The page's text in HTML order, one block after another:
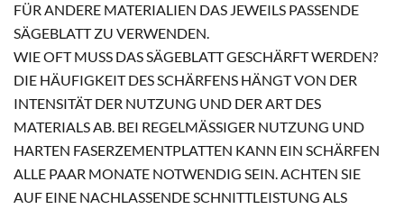
FÜR ANDERE MATERIALIEN DAS JEWEILS PASSENDE
SÄGEBLATT ZU VERWENDEN.
WIE OFT MUSS DAS SÄGEBLATT GESCHÄRFT WERDEN?
DIE HÄUFIGKEIT DES SCHÄRFENS HÄNGT VON DER
INTENSITÄT DER NUTZUNG UND DER ART DES
MATERIALS AB. BEI REGELMÄSSIGER NUTZUNG UND H
ARTEN FASERZEMENTPLATTEN KANN EIN SCHÄRFEN A
LLE PAAR MONATE NOTWENDIG SEIN. ACHTEN SIE A
UF EINE NACHLASSENDE SCHNITTLEISTUNG ALS I